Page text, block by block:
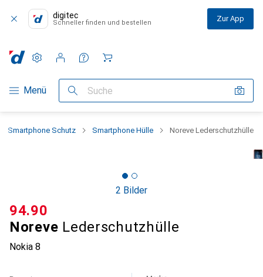
digitec
Schneller finden und bestellen Zur App
Navigation nach Kategorien
Menü Suche
Einstellungen
Kundenkonto
Vergleichslisten
Merklisten
Warenkorb
Smartphone Schutz Smartphone Hülle Noreve Lederschutzhülle
2 Bilder
Noreve Lederschutzhülle
Nokia 8
CHF
94.90